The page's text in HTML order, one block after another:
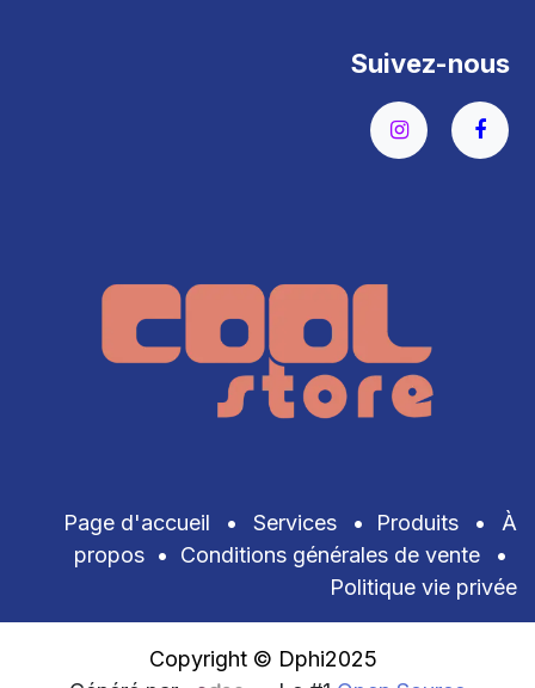
Suivez-nous
Page d'accueil • Services • Produits •
À
propos • Conditions générales de vente
•
Politique vie privée
Copyright © Dphi2025